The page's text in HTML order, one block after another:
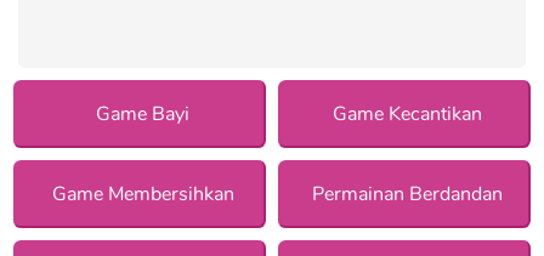
Game Bayi Game Kecantikan
Game Membersihkan Permainan Berdandan